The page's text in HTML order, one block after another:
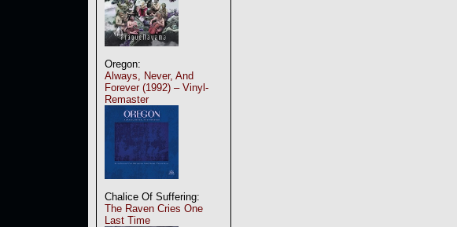
Oregon:
Always, Never, And
Forever (1992) – Vinyl-
Remaster
Chalice Of Suffering:
The Raven Cries One
Last Time